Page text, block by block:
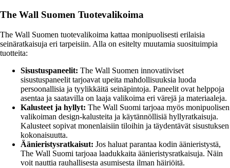
The Wall Suomen Tuotevalikoima
The Wall Suomen tuotevalikoima kattaa monipuolisesti erilaisia
seinäratkaisuja eri tarpeisiin. Alla on esitelty muutamia suosituimpia
tuotteita:
Sisustuspaneelit: The Wall Suomen innovatiiviset
sisustuspaneelit tarjoavat upeita mahdollisuuksia luoda
persoonallisia ja tyylikkäitä seinäpintoja. Paneelit ovat helppoja
asentaa ja saatavilla on laaja valikoima eri värejä ja materiaaleja.
Kalusteet ja hyllyt: The Wall Suomi tarjoaa myös monipuolisen
valikoiman design-kalusteita ja käytännöllisiä hyllyratkaisuja.
Kalusteet sopivat monenlaisiin tiloihin ja täydentävät sisustuksen
kokonaisuutta.
Äänieristysratkaisut: Jos haluat parantaa kodin äänieristystä,
The Wall Suomi tarjoaa laadukkaita äänieristysratkaisuja. Näin
voit nauttia rauhallisesta asumisesta ilman häiriöitä.